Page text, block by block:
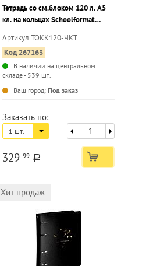
Тетрадь со см.блоком 120 л. А5
кл. на кольцах Schoolformat
Артикул ТОКК120-ЧКТ
Код 267163
В наличии на центральном
складе - 539 шт.
Ваш город: Под заказ
Заказать по:
1 шт.
329 99 a
Хит продаж